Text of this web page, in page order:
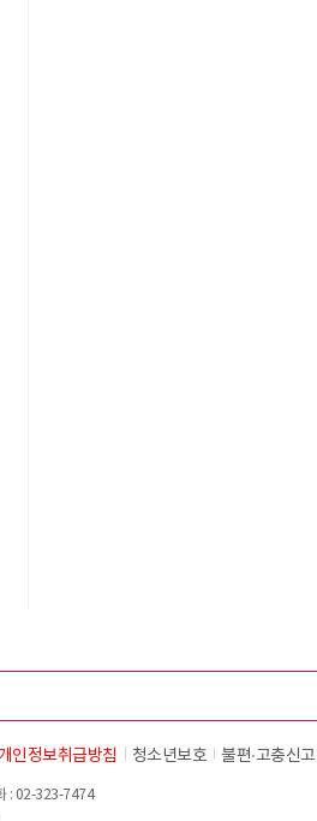
개인정보취급방침 청소년보호 불편∙고충신고
: 02-323-7474